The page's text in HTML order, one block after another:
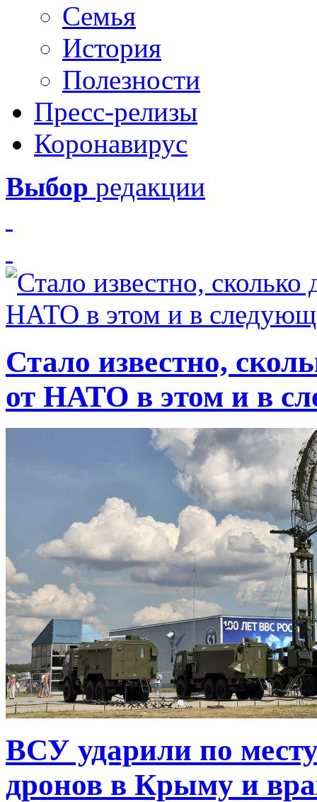
Семья
История
Полезности
Пресс-релизы
Коронавирус
Выбор редакции
Стало известно,
от НАТО в этом и в
ВСУ ударили по
дронов в Крыму и